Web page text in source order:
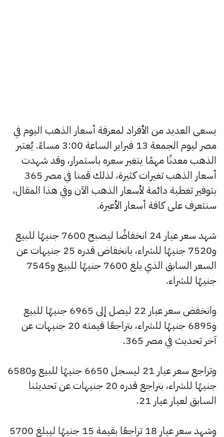
يسعى العديد من الأفراد لمعرفة أسعار الذهب اليوم في
مصر ليوم الجمعة 13 فبراير الساعة 3:00 مساءً. يُعتبر
الذهب معدنًا مهمًا يتغير سعره باستمرار، وقد شهدت
أسعار الذهب تغيرات كثيرة، لذلك قمنا في مصر 365
بتوفير تغطية دائمة لأسعار الذهب الآن وفي هذا المقال،
سنتعرف على كافة أسعار الأعيرة.
شهد سعر عيار 24 انخفاضًا ليصبح 7600 جنيهًا للبيع
و7520 جنيهًا للشراء، بانخفاض قدره 25 جنيهات عن
السعر السابق الذي بلغ 7600 جنيهًا للبيع و7545
جنيهًا للشراء.
وانخفض سعر عيار 22 ليصل إلى 6965 جنيهًا للبيع
و6895 جنيهًا للشراء، بتراجعًا قيمته 20 جنيهات عن
آخر تحديث في مصر 365.
وتراجع سعر عيار 21 ليسجل 6650 جنيهًا للبيع و6580
جنيهًا للشراء، بتراجع قدره 20 جنيهات عن تحديثنا
السابق لعيار عيار 21.
وشهد سعر عيار 18 تراجعًا بقيمة 15 جنيهًا ليبلغ 5700